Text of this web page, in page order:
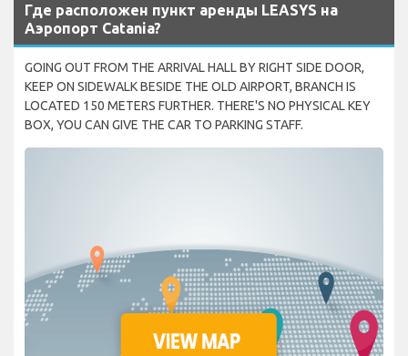
Где расположен пункт аренды LEASYS на
Аэропорт Catania?
GOING OUT FROM THE ARRIVAL HALL BY RIGHT SIDE DOOR,
KEEP ON SIDEWALK BESIDE THE OLD AIRPORT, BRANCH IS
LOCATED 150 METERS FURTHER. THERE'S NO PHYSICAL KEY
BOX, YOU CAN GIVE THE CAR TO PARKING STAFF.